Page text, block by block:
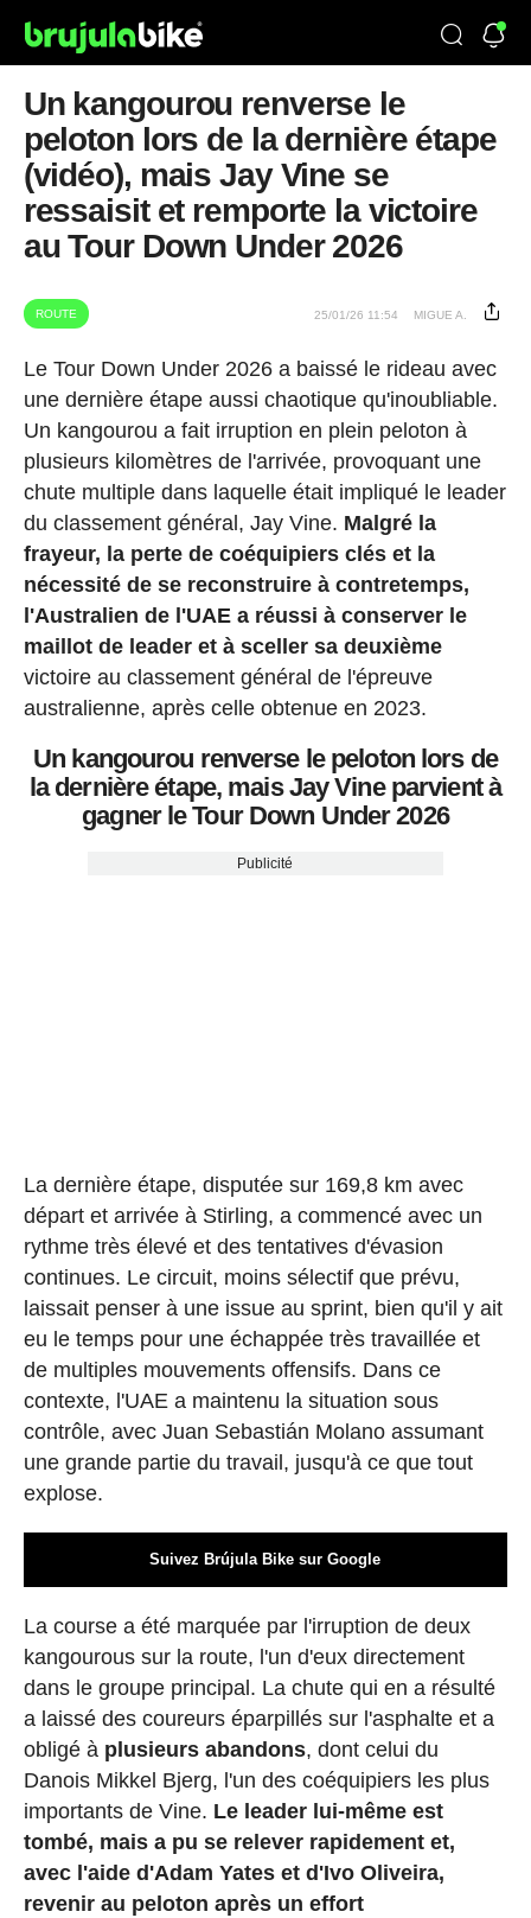
Un kangourou renverse le
peloton lors de la dernière étape
(vidéo), mais Jay Vine se
ressaisit et remporte la victoire
au Tour Down Under 2026
ROUTE 25/01/26 11:54 MIGUE A.
Le Tour Down Under 2026 a baissé le rideau avec
une dernière étape aussi chaotique qu'inoubliable.
Un kangourou a fait irruption en plein peloton à
plusieurs kilomètres de l'arrivée, provoquant une
chute multiple dans laquelle était impliqué le leader
du classement général, Jay Vine. Malgré la
frayeur, la perte de coéquipiers clés et la
nécessité de se reconstruire à contretemps,
l'Australien de l'UAE a réussi à conserver le
maillot de leader et à sceller sa deuxième
victoire au classement général de l'épreuve
australienne, après celle obtenue en 2023.
Un kangourou renverse le peloton lors de
la dernière étape, mais Jay Vine parvient à
gagner le Tour Down Under 2026
Publicité
La dernière étape, disputée sur 169,8 km avec
départ et arrivée à Stirling, a commencé avec un
rythme très élevé et des tentatives d'évasion
continues. Le circuit, moins sélectif que prévu,
laissait penser à une issue au sprint, bien qu'il y ait
eu le temps pour une échappée très travaillée et
de multiples mouvements offensifs. Dans ce
contexte, l'UAE a maintenu la situation sous
contrôle, avec Juan Sebastián Molano assumant
une grande partie du travail, jusqu'à ce que tout
explose.
Suivez Brújula Bike sur Google
La course a été marquée par l'irruption de deux
kangourous sur la route, l'un d'eux directement
dans le groupe principal. La chute qui en a résulté
a laissé des coureurs éparpillés sur l'asphalte et a
obligé à plusieurs abandons, dont celui du
Danois Mikkel Bjerg, l'un des coéquipiers les plus
importants de Vine. Le leader lui-même est
tombé, mais a pu se relever rapidement et,
avec l'aide d'Adam Yates et d'Ivo Oliveira,
revenir au peloton après un effort